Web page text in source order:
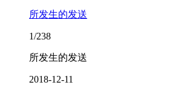
所发生的发送
1/238
所发生的发送
2018-12-11